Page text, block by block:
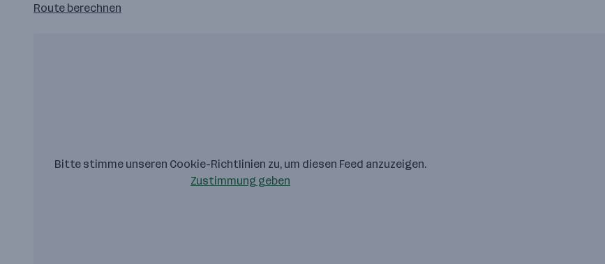
Route
Route berechnen
Bitte stimme unseren Cookie-Richtlinien zu, um diesen Feed anzuzeigen.
Zustimmung geben